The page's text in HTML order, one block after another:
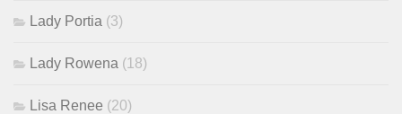
Lady Portia (3)
Lady Rowena (18)
Lisa Renee (20)